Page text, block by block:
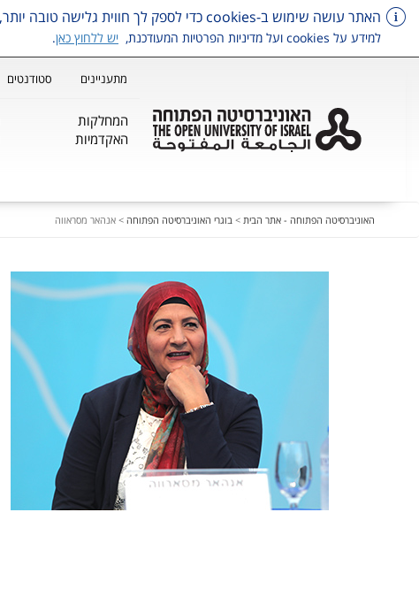
האתר עושה שימוש ב-cookies כדי לספק לך חווית גלישה טובה יותר, וכן למטרות סטטיסטיקה, איפיון ושיווק.
למידע על cookies ועל מדיניות הפרטיות המעודכנת, יש ללחוץ כאן.
מתעניינים סטודנטים
המחלקות
האקדמיות
האוניברסיטה הפתוחה - אתר הבית > בוגרי האוניברסיטה הפתוחה > אנהאר מסראווה